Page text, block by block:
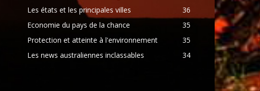
Les états et les principales villes
36
Economie du pays de la chance
35
Protection et atteinte à l'environnement
35
Les news australiennes inclassables
34